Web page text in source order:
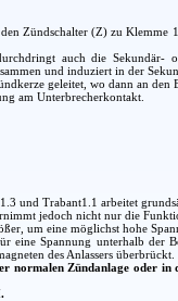
Zündschalter (Z) zu
auch die
und induziert in der
geleitet, wo dann an den
am Unterbrecherkontakt.
und Trabant1.1 arbeitet
jedoch nicht nur die
um eine möglichst hohe
eine Spannung unterhalb der
des Anlassers
normalen Zündanlage oder